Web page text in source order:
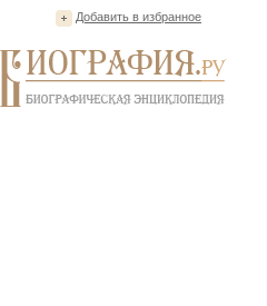
Добавить в избранное